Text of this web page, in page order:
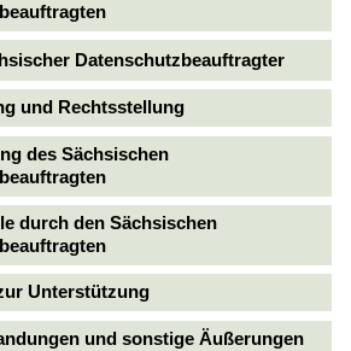
Datenschutzbeauftragter
und Rechtsstellung
des Sächsischen
durch den Sächsischen
Unterstützung
und sonstige Äußerungen